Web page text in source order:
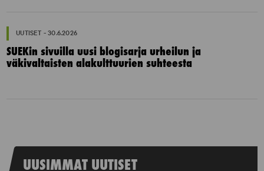
UUTISET - 30.6.2026
SUEKin sivuilla uusi blogisarja urheilun ja
väkivaltaisten alakulttuurien suhteesta
UUSIMMAT UUTISET